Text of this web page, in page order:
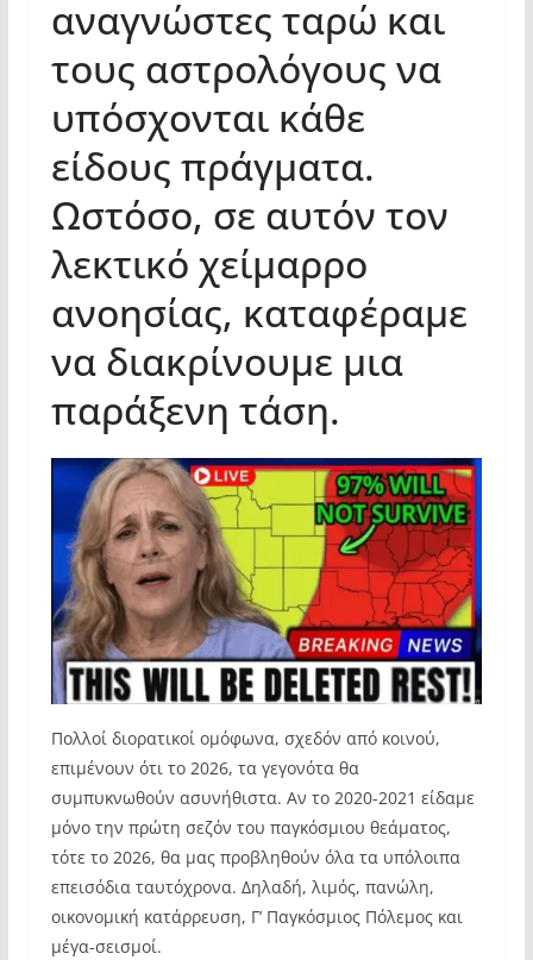
αναγνώστες ταρώ και
τους αστρολόγους να
υπόσχονται κάθε
είδους πράγματα.
Ωστόσο, σε αυτόν τον
λεκτικό χείμαρρο
ανοησίας, καταφέραμε
να διακρίνουμε μια
παράξενη τάση.
Πολλοί διορατικοί ομόφωνα, σχεδόν από κοινού,
επιμένουν ότι το 2026, τα γεγονότα θα
συμπυκνωθούν ασυνήθιστα. Αν το 2020-2021 είδαμε
μόνο την πρώτη σεζόν του παγκόσμιου θεάματος,
τότε το 2026, θα μας προβληθούν όλα τα υπόλοιπα
επεισόδια ταυτόχρονα. Δηλαδή, λιμός, πανώλη,
οικονομική κατάρρευση, Γ’ Παγκόσμιος Πόλεμος και
μέγα-σεισμοί.